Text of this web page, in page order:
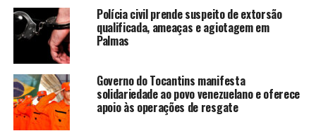
Polícia civil prende suspeito de extorsão
qualificada, ameaças e agiotagem em
Palmas
Governo do Tocantins manifesta
solidariedade ao povo venezuelano e oferece
apoio às operações de resgate